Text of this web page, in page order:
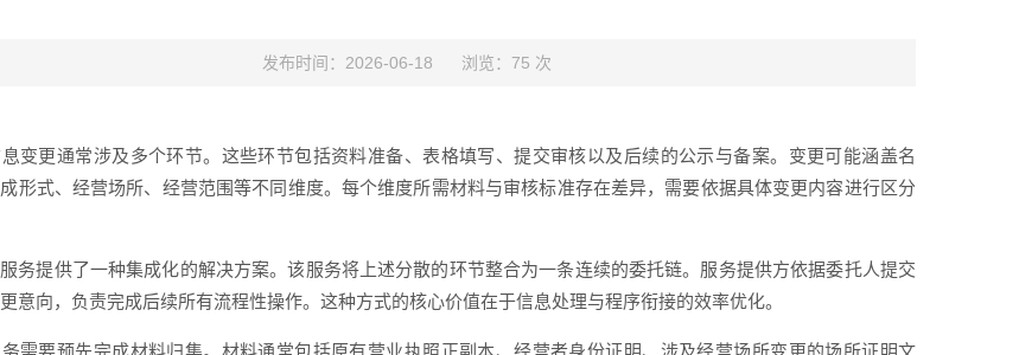
发布时间：2026-06-18 浏览：75 次
变更通常涉及多个环节。这些环节包括资料准备、表格填写、提交审核以及后续的公示与备案。变更可能涵盖名
形式、经营场所、经营范围等不同维度。每个维度所需材料与审核标准存在差异，需要依据具体变更内容进行区分
务提供了一种集成化的解决方案。该服务将上述分散的环节整合为一条连续的委托链。服务提供方依据委托人提交
意向，负责完成后续所有流程性操作。这种方式的核心价值在于信息处理与程序衔接的效率优化。
需要预先完成材料归集。材料通常包括原有营业执照正副本、经营者身份证明、涉及经营场所变更的场所证明文